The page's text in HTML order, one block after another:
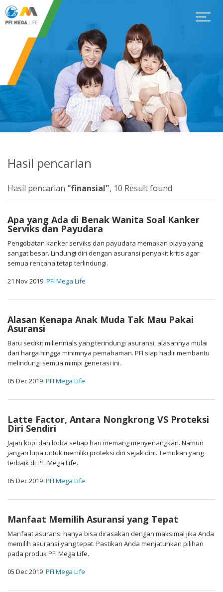
Hasil pencarian
Hasil pencarian "finansial", 10 Result found
Apa yang Ada di Benak Wanita Soal Kanker
Serviks dan Payudara
Pengobatan kanker serviks dan payudara memakan biaya yang
sangat besar. Lindungi diri dengan asuransi penyakit kritis agar
semua rencana tetap terlindungi.
21 Nov 2019 PFI Mega Life
Alasan Kenapa Anak Muda Tak Mau Pakai
Asuransi
Baru sedikit millennials yang terindungi asuransi, alasannya mulai
dari harga hingga minimnya pemahaman. PFI siap hadir membantu
melindungi semua mimpi generasi ini.
05 Dec 2019 PFI Mega Life
Latte Factor, Antara Nongkrong VS Proteksi
Diri Sendiri
Jajan kopi dan boba setiap hari memang menyenangkan. Namun
jangan lupa untuk memiliki proteksi diri sejak dini. Temukan yang
terbaik di PFI Mega Life.
05 Dec 2019 PFI Mega Life
Manfaat Memilih Asuransi yang Tepat
Manfaat asuransi hanya bisa dirasakan dengan maksimal jika Anda
memilih asuransi yang tepat. Pastikan Anda menjatuhkan pilihan
pada produk PFI Mega Life.
05 Dec 2019 PFI Mega Life